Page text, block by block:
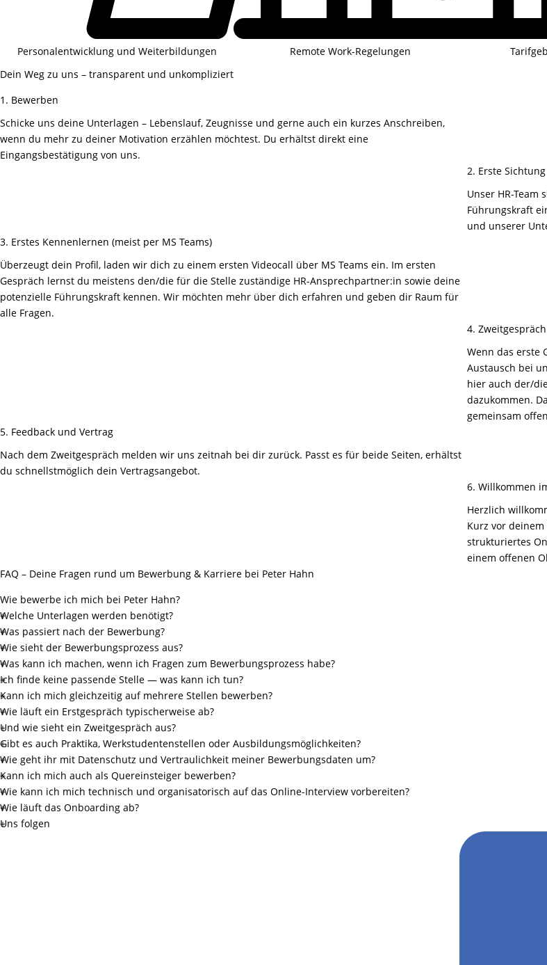
Personalentwicklung und Weiterbildungen Remote Work-Regelungen
Dein Weg zu uns – transparent und unkompliziert
1. Bewerben
Schicke uns deine Unterlagen – Lebenslauf, Zeugnisse und gerne auch ein kurzes Anschreiben,
wenn du mehr zu deiner Motivation erzählen möchtest. Du erhältst direkt eine
Eingangsbestätigung von uns.
2. Erste Sichtung
Unser HR-
Führungskraft
und unserer
3. Erstes Kennenlernen (meist per MS Teams)
Überzeugt dein Profil, laden wir dich zu einem ersten Videocall über MS Teams ein. Im ersten
Gespräch lernst du meistens den/die für die Stelle zuständige HR-Ansprechpartner:in sowie deine
potenzielle Führungskraft kennen. Wir möchten mehr über dich erfahren und geben dir Raum für
alle Fragen.
4.
Wenn das erste
Austausch bei
hier auch der/
dazukommen.
gemeinsam
5. Feedback und Vertrag
Nach dem Zweitgespräch melden wir uns zeitnah bei dir zurück. Passt es für beide Seiten, erhältst
du schnellstmöglich dein Vertragsangebot.
6. Willkommen
Herzlich
Kurz vor
strukturiertes
einem offenen
FAQ – Deine Fragen rund um Bewerbung & Karriere bei Peter Hahn
Wie bewerbe ich mich bei Peter Hahn?
Welche Unterlagen werden benötigt?
Was passiert nach der Bewerbung?
Wie sieht der Bewerbungsprozess aus?
Was kann ich machen, wenn ich Fragen zum Bewerbungsprozess habe?
Ich finde keine passende Stelle — was kann ich tun?
Kann ich mich gleichzeitig auf mehrere Stellen bewerben?
Wie läuft ein Erstgespräch typischerweise ab?
Und wie sieht ein Zweitgespräch aus?
Gibt es auch Praktika, Werkstudentenstellen oder Ausbildungsmöglichkeiten?
Wie geht ihr mit Datenschutz und Vertraulichkeit meiner Bewerbungsdaten um?
Kann ich mich auch als Quereinsteiger bewerben?
Wie kann ich mich technisch und organisatorisch auf das Online-Interview vorbereiten?
Wie läuft das Onboarding ab?
Uns folgen